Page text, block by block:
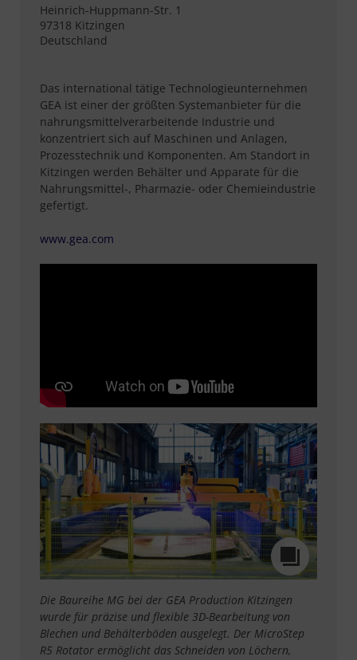
Heinrich-Huppmann-Str. 1
97318 Kitzingen
Deutschland
Das international tätige Technologieunternehmen
GEA ist einer der größten Systemanbieter für die
nahrungsmittelverarbeitende Industrie und
konzentriert sich auf Maschinen und Anlagen,
Prozesstechnik und Komponenten. Am Standort in
Kitzingen werden Behälter und Apparate für die
Nahrungsmittel-, Pharmazie- oder Chemieindustrie
gefertigt.
www.gea.com
Die Baureihe MG bei der GEA Production Kitzingen
wurde für präzise und flexible 3D-Bearbeitung von
Blechen und Behälterböden ausgelegt. Der MicroStep
R5 Rotator ermöglicht das Schneiden von Löchern,